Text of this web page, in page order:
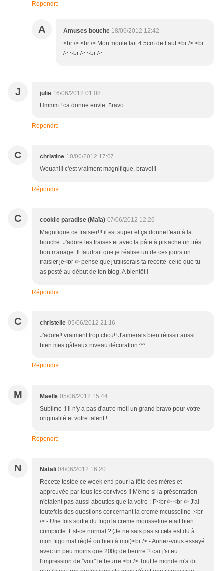
Répondre
A Amuses bouche 18/06/2012 12:42
<br /> <br /> Mon moule fait 4.5cm de haut.<br /> <br
/> <br /> <br />
J julie 16/06/2012 01:08
Hmmm ! ca donne envie. Bravo.
Répondre
C christine 10/06/2012 17:07
Wouah!!! c'est vraiment magnifique, bravo!!!
Répondre
C cookile paradise (Maïa) 07/06/2012 12:26
Magnifique ce fraisier!!! il est super et ça donne l'eau à la
bouche. J'adore les fraises et avec la pâte à pistache un très
bon mariage. Il faudrait que je réalise un de ces jours un
fraisier je<br /> pense que j'utiliserais ta recette, celle que tu
as posté au début de ton blog. A bientôt !
Répondre
C christelle 05/06/2012 21:16
J'adore!! vraiment trop chou!! J'aimerais bien réussir aussi
bien mes gâteaux niveau décoration ^^
Répondre
M Maelle 05/06/2012 15:44
Sublime :! il n'y a pas d'autre mot! un grand bravo pour votre
originalité et votre talent !
Répondre
N Natali 04/06/2012 16:20
Recette testée ce week end pour la fête des mères et
approuvée par tous les convives !! Même si la présentation
n'étaient pas aussi abouties que la votre :-P<br /> <br /> J'ai
toutefois des questions concernant la creme mousseline :<br
/> - Une fois sortie du frigo la crème mousseline etait bien
compacte. Est-ce normal ? (Je ne sais pas si cela est du à
mon frigo mal réglé ou bien à moi)<br /> - Auriez-vous essayé
avec un peu moins que 200g de beurre ? car j'ai eu
l'impression de "voir" le beurre.<br /> Tout le monde m'a dit